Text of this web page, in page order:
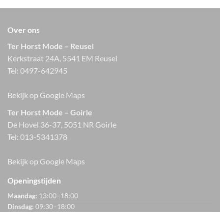
Over ons
Ter Horst Mode – Reusel
Kerkstraat 24A, 5541 EM Reusel
Tel: 0497-642945
Bekijk op Google Maps
Ter Horst Mode – Goirle
De Hovel 36-37, 5051 NR Goirle
Tel: 013-5341378
Bekijk op Google Maps
Openingstijden
Maandag: 13:00–18:00
Dinsdag: 09:30–18:00